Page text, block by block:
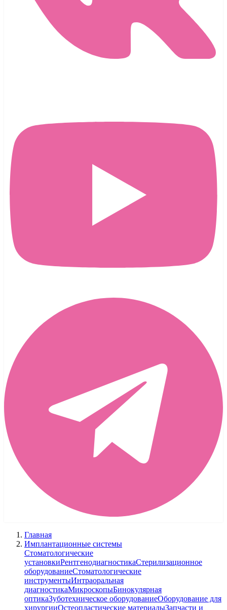
Главная
Имплантационные системы
Стоматологические
установкиРентгенодиагностикаСтерилизационное
оборудованиеСтоматологические
инструментыИнтраоральная
диагностикаМикроскопыБинокулярная
оптикаЗуботехническое оборудованиеОборудование для
хирургииОстеопластические материалыЗапчасти и